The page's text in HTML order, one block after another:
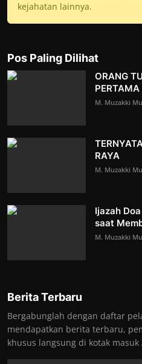
kejahatan lainnya.
Pos Paling Dilihat
ORANG
M. Muzakki
RAYA
M. Muzakki
Ijazah
saat
M. Muzakki
Berita Terbaru
Bergabunglah dengan daftar
mendapatkan berita terbaru,
khusus langsung di kotak masuk